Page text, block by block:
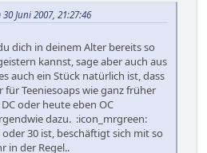
Juni 2007, 21:27:46
dich in deinem Alter bereits so
kannst, sage aber auch aus
auch ein Stück natürlich ist, dass
für Teeniesoaps wie ganz früher
oder heute eben OC
dazu. :icon_mrgreen:
30 ist, beschäftigt sich mit so
in der Regel..